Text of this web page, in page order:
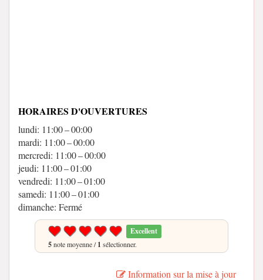
HORAIRES D'OUVERTURES
lundi: 11:00 – 00:00
mardi: 11:00 – 00:00
mercredi: 11:00 – 00:00
jeudi: 11:00 – 01:00
vendredi: 11:00 – 01:00
samedi: 11:00 – 01:00
dimanche: Fermé
Excellent
5note moyenne /1 sélectionner.
Information sur la mise à jour